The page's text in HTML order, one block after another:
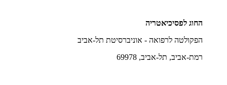
החוג לפסיכיאטריה
הפקולטה לרפואה - אוניברסיטת תל-אביב
רמת-אביב, תל-אביב, 69978